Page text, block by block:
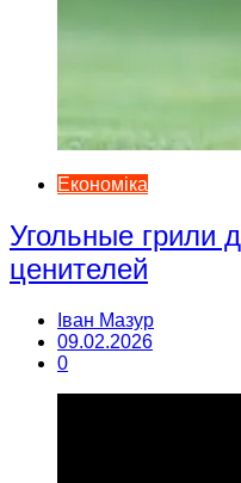
Економіка
Угольные грили
ценителей
Іван Мазур
09.02.2026
0